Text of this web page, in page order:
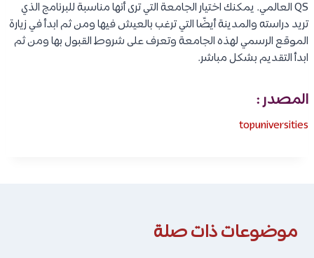
QS العالمي. يمكنك اختيار الجامعة التي ترى أنها مناسبة للبرنامج الذي
تريد دراسته والمدينة أيضًا التي ترغب بالعيش فيها ومن ثم ابدأ في زيارة
الموقع الرسمي لهذه الجامعة وتعرف على شروط القبول بها ومن ثم
ابدأ التقديم بشكل مباشر.
المصدر :
topuniversities
موضوعات ذات صلة